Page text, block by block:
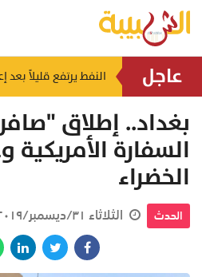
عاجل الذهب يرتفع قرب ذروة أسبوعين قبل قرار الفائدة الأمريكية الأسبوع المقبل منذ
بغداد.. إطلاق
السفارة
الخضراء
الحدث الثلاثاء ٣١/ديسمبر/٢٠١٩ ١٨:٤٧ م